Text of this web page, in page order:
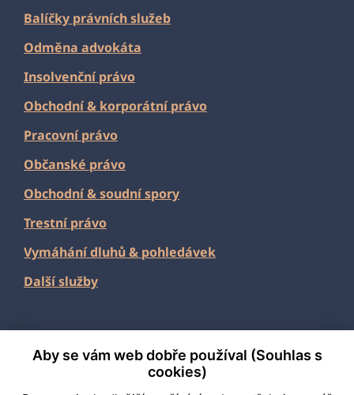
Balíčky právních služeb
Odměna advokáta
Insolvenční právo
Obchodní& korporátní právo
Pracovní právo
Občanské právo
Obchodní & soudní spory
Trestní právo
Vymáhání dluhů & pohledávek
Další služby
2026 Fabian & Partners
Aby se vám web dobře používal (Souhlas s
cookies)